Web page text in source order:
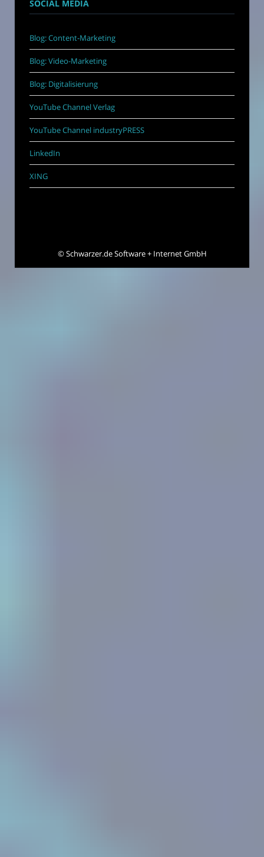
SOCIAL MEDIA
Blog: Content-Marketing
Blog: Video-Marketing
Blog: Digitalisierung
YouTube Channel Verlag
YouTube Channel industryPRESS
LinkedIn
XING
©Schwarzer.de Software + Internet GmbH